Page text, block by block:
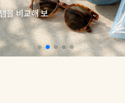
을 비교해 보